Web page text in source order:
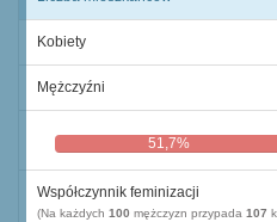
Kobiety
Mężczyźni
51,7%
Współczynnik feminizacji
(Na każdych 100 mężczyzn przypada 107